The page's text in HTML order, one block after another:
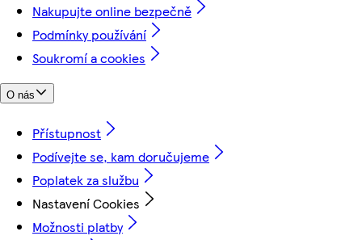
Nakupujte online bezpečně
Podmínky používání
Soukromí a cookies
O nás
Přístupnost
Podívejte se, kam doručujeme
Poplatek za službu
Nastavení Cookies
Možnosti platby